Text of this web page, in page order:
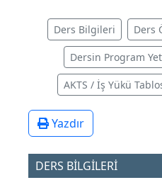
Ders Bilgileri Ders
Dersin Program
AKTS / İş Yükü
Yazdır
DERS BİLGİLERİ